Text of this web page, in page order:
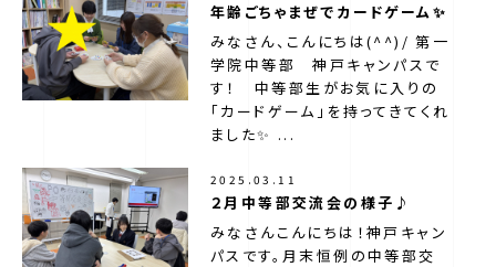
年齢ごちゃまぜでカードゲーム✨
みなさん、こんにちは(^^)/ 第一
学院中等部 神戸キャンパスで
す！ 中等部生がお気に入りの
「カードゲーム」を持ってきてくれ
ました✨ ...
2025.03.11
２月中等部交流会の様子♪
みなさんこんにちは！神戸キャン
パスです。月末恒例の中等部交